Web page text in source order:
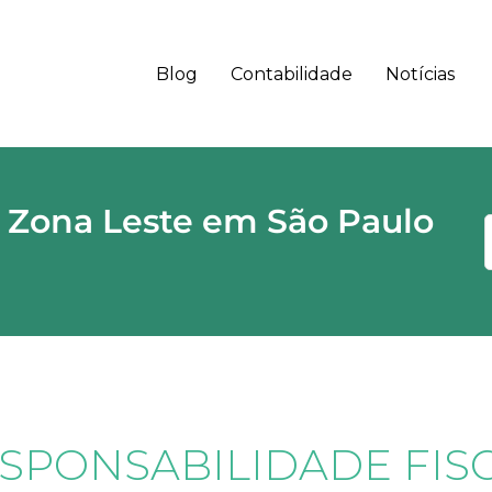
Blog Contabilidade Notícias
Leste em São Paulo